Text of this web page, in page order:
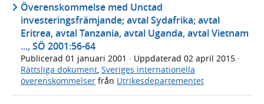
Överenskommelse med Unctad
investeringsfrämjande; avtal Sydafrika; avtal
Eritrea, avtal Tanzania, avtal Uganda, avtal Vietnam
..., SÖ 2001:56-64
Publicerad 01 januari 2001 · Uppdaterad 02 april 2015 ·
Rättsliga dokument, Sveriges internationella
överenskommelser från Utrikesdepartementet